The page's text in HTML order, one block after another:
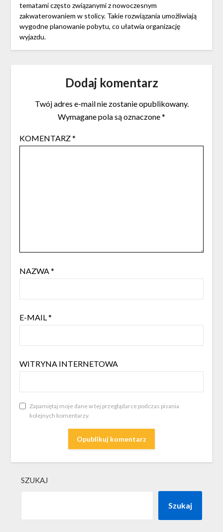
tematami często związanymi z nowoczesnym
zakwaterowaniem w stolicy. Takie rozwiązania umożliwiają
wygodne planowanie pobytu, co ułatwia organizację
wyjazdu.
Dodaj komentarz
Twój adres e-mail nie zostanie opublikowany.
Wymagane pola są oznaczone*
KOMENTARZ*
NAZWA*
E-MAIL*
WITRYNA INTERNETOWA
Zapamiętaj moje dane w tej przeglądarce podczas pisania
kolejnych komentarzy.
SZUKAJ
Szukaj